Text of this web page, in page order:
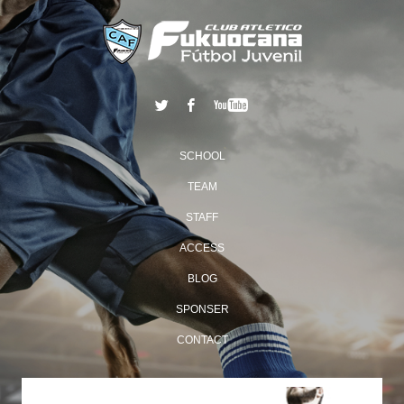
SCHOOL
TEAM
STAFF
ACCESS
BLOG
SPONSER
CONTACT